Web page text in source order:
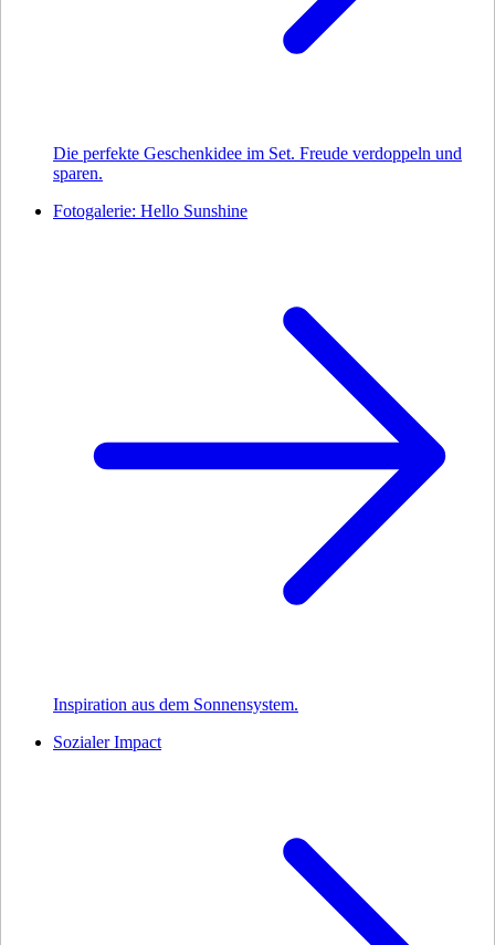
Die perfekte Geschenkidee im Set. Freude verdoppeln und
sparen.
Fotogalerie: Hello Sunshine
Inspiration aus dem Sonnensystem.
Sozialer Impact